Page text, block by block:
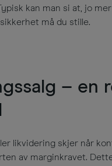
kan man si at, jo
må du stille.​
– en
likvidering skjer når
av marginkravet.